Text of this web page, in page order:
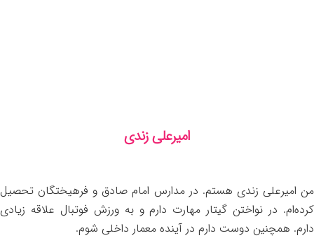
امیرعلی زندی
من امیرعلی زندی هستم. در مدارس امام صادق و فرهیختگان تحصیل
کرده‌ام. در نواختن گیتار مهارت دارم و به ورزش فوتبال علاقه زیادی
دارم. همچنین دوست دارم در آینده معمار داخلی شوم.